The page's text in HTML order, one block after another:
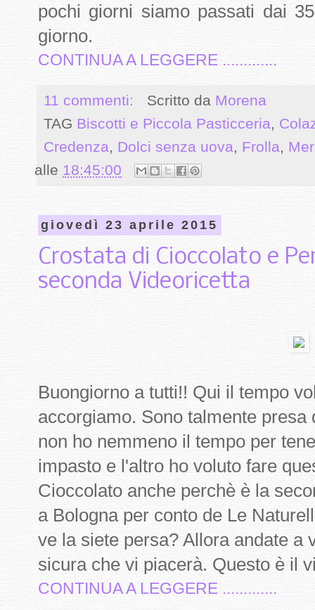
pochi giorni siamo passati dai
giorno.
CONTINUA A LEGGERE .............
11 commenti: Scritto da Morena
TAG Biscotti e Piccola Pasticceria,
Credenza, Dolci senza uova, Frolla,
alle 18:45:00
giovedì 23 aprile 2015
Crostata di Cioccolato e
seconda Videoricetta
Buongiorno a tutti!! Qui il tempo
accorgiamo. Sono talmente
non ho nemmeno il tempo per
impasto e l'altro ho voluto fare
Cioccolato anche perchè è la
a Bologna per conto de Le
ve la siete persa? Allora andate a
sicura che vi piacerà. Questo è il
CONTINUA A LEGGERE .............